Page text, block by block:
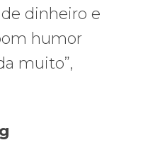
dinheiro e
humor
muito”,